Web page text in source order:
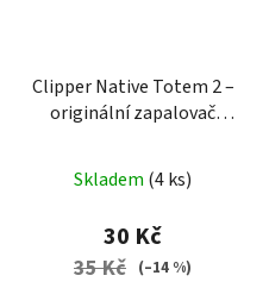
Clipper Native Totem 2 –
originální zapalovač
Skladem (4 ks)
30 Kč
35 Kč (–14 %)